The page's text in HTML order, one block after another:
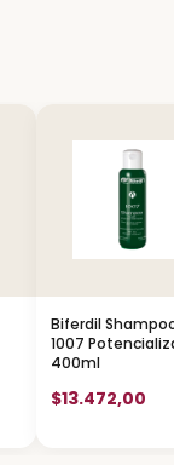
Biferdil
1007
400ml
$13.472,00